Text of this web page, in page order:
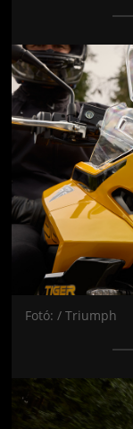
Fotó: / Triumph